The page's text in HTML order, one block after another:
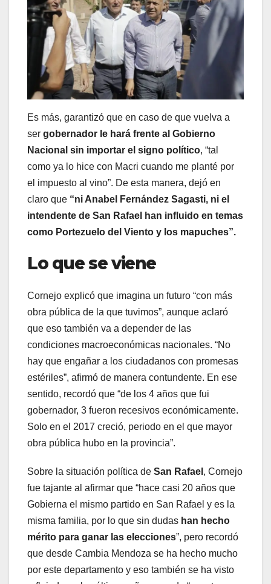
Es más, garantizó que en caso de que vuelva a
ser gobernador le hará frente al Gobierno
Nacional sin importar el signo político, “tal
como ya lo hice con Macri cuando me planté por
el impuesto al vino”. De esta manera, dejó en
claro que “ni Anabel Fernández Sagasti, ni el
intendente de San Rafael han influido en temas
como Portezuelo del Viento y los mapuches”.
Lo que se viene
Cornejo explicó que imagina un futuro “con más
obra pública de la que tuvimos”, aunque aclaró
que eso también va a depender de las
condiciones macroeconómicas nacionales. “No
hay que engañar a los ciudadanos con promesas
estériles”, afirmó de manera contundente. En ese
sentido, recordó que “de los 4 años que fui
gobernador, 3 fueron recesivos económicamente.
Solo en el 2017 creció, periodo en el que mayor
obra pública hubo en la provincia”.
Sobre la situación política de San Rafael , Cornejo
fue tajante al afirmar que “hace casi 20 años que
Gobierna el mismo partido en San Rafael y es la
misma familia, por lo que sin dudas han hecho
mérito para ganar las elecciones”, pero recordó
que desde Cambia Mendoza se ha hecho mucho
por este departamento y eso también se ha visto